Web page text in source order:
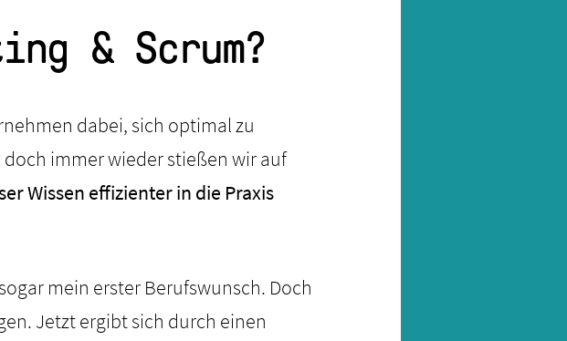
& Scrum?
dabei, sich optimal zu
immer wieder stießen wir auf
Wissen effizienter in die Praxis
mein erster Berufswunsch. Doch
Jetzt ergibt sich durch einen